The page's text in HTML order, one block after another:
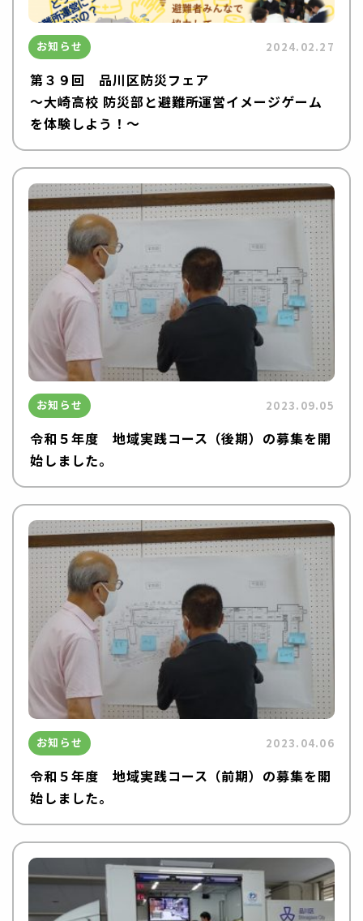
お知らせ 2024.02.27
第３９回 品川区防災フェア
～大崎高校 防災部と避難所運営イメージゲーム
を体験しよう！～
お知らせ 2023.09.05
令和５年度 地域実践コース（後期）の募集を開
始しました。
お知らせ 2023.04.06
令和５年度 地域実践コース（前期）の募集を開
始しました。